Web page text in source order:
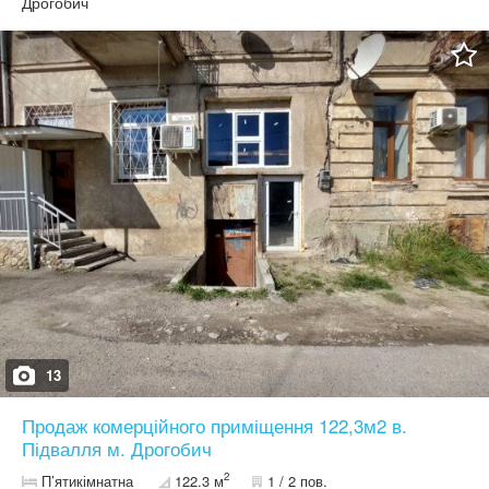
двір з зеленою зоною. Загальна площа 38 м.кв. 2-кімнати
житловою площею 23.3 м.кв. Кухня 7 м.кв. Опалення
індивідуальне газове. Двохконтурний котел. Присутній балкон.
Добра локація ближній центр, поруч зупинка громадського
транспорту, продуктові магазини, супермаркети, школа,
садочок, парк та все необхідне для комфортного проживання!
13
Продаж комерційного приміщення 122,3м2 в.
Підвалля м. Дрогобич
П’ятикімнатна 122.3 м2 1 / 2 пов.